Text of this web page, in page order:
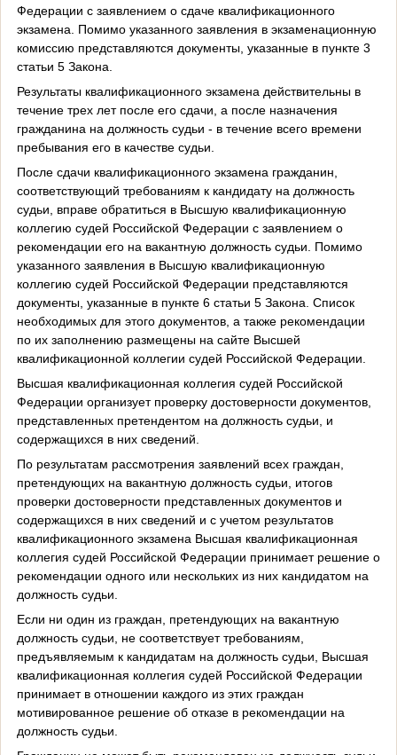
Федерации с заявлением о сдаче квалификационного
экзамена. Помимо указанного заявления в экзаменационную
комиссию представляются документы, указанные в пункте 3
статьи 5 Закона.
Результаты квалификационного экзамена действительны в
течение трех лет после его сдачи, а после назначения
гражданина на должность судьи - в течение всего времени
пребывания его в качестве судьи.
После сдачи квалификационного экзамена гражданин,
соответствующий требованиям к кандидату на должность
судьи, вправе обратиться в Высшую квалификационную
коллегию судей Российской Федерации с заявлением о
рекомендации его на вакантную должность судьи. Помимо
указанного заявления в Высшую квалификационную
коллегию судей Российской Федерации представляются
документы, указанные в пункте 6 статьи 5 Закона. Список
необходимых для этого документов, а также рекомендации
по их заполнению размещены на сайте Высшей
квалификационной коллегии судей Российской Федерации.
Высшая квалификационная коллегия судей Российской
Федерации организует проверку достоверности документов,
представленных претендентом на должность судьи, и
содержащихся в них сведений.
По результатам рассмотрения заявлений всех граждан,
претендующих на вакантную должность судьи, итогов
проверки достоверности представленных документов и
содержащихся в них сведений и с учетом результатов
квалификационного экзамена Высшая квалификационная
коллегия судей Российской Федерации принимает решение о
рекомендации одного или нескольких из них кандидатом на
должность судьи.
Если ни один из граждан, претендующих на вакантную
должность судьи, не соответствует требованиям,
предъявляемым к кандидатам на должность судьи, Высшая
квалификационная коллегия судей Российской Федерации
принимает в отношении каждого из этих граждан
мотивированное решение об отказе в рекомендации на
должность судьи.